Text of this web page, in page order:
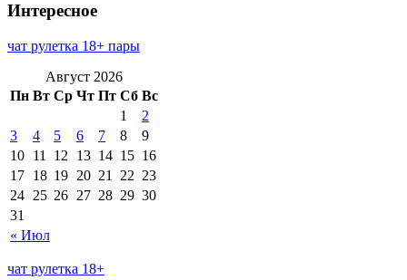
Интересное
чат рулетка 18+ пары
Август 2026
Пн Вт Ср Чт Пт Сб Вс
« Июл
1
2
3
4 5 6 7 8
9
10 11 12 13 14 15 16
17 18 19 20 21 22 23
24 25 26 27 28 29 30
31
чат рулетка 18+